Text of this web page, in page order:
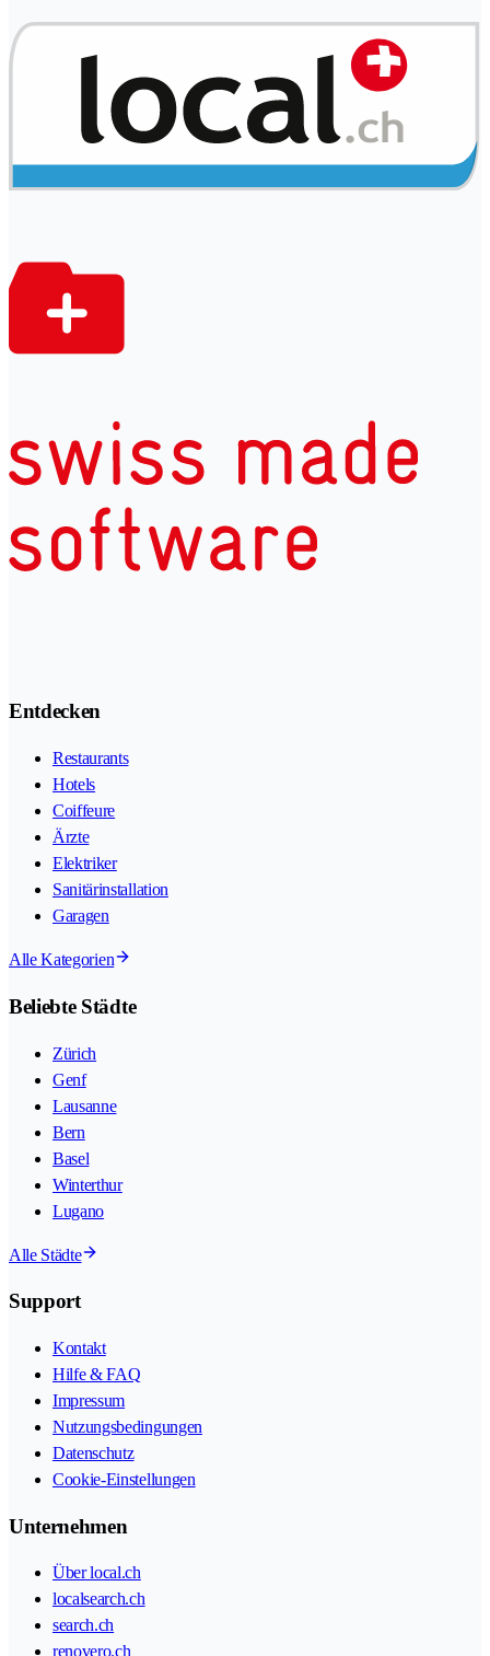
Entdecken
Restaurants
Hotels
Coiffeure
Ärzte
Elektriker
Sanitärinstallation
Garagen
Alle Kategorien
Beliebte Städte
Zürich
Genf
Lausanne
Bern
Basel
Winterthur
Lugano
Alle Städte
Support
Kontakt
Hilfe & FAQ
Impressum
Nutzungsbedingungen
Datenschutz
Cookie-Einstellungen
Unternehmen
Über local.ch
localsearch.ch
search.ch
renovero.ch